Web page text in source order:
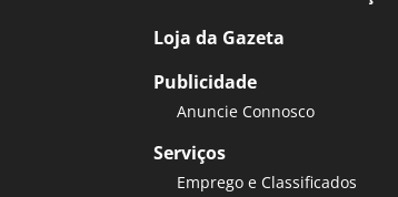
Loja da Gazeta
Publicidade
Anuncie Connosco
Serviços
Emprego e Classificados